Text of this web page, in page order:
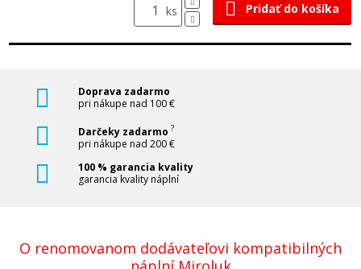
ks Pridať do košíka
Doprava zadarmo
pri nákupe nad 100 €
Darčeky zadarmo ?
pri nákupe nad 200 €
100 % garancia kvality
garancia kvality náplní
O renomovanom dodávateľovi kompatibilných